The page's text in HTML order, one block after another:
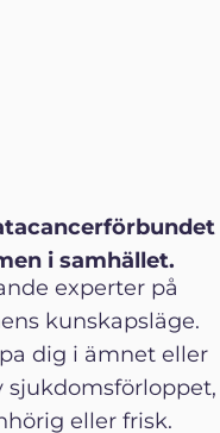
i samhället.
experter på
kunskapsläge.
dig i ämnet eller
sjukdomsförloppet,
eller frisk.